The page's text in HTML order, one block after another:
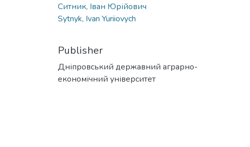
Ситник, Іван Юрійович
Sytnyk, Ivan Yuriiovych
Publisher
Дніпровський державний аграрно-
економічний університет